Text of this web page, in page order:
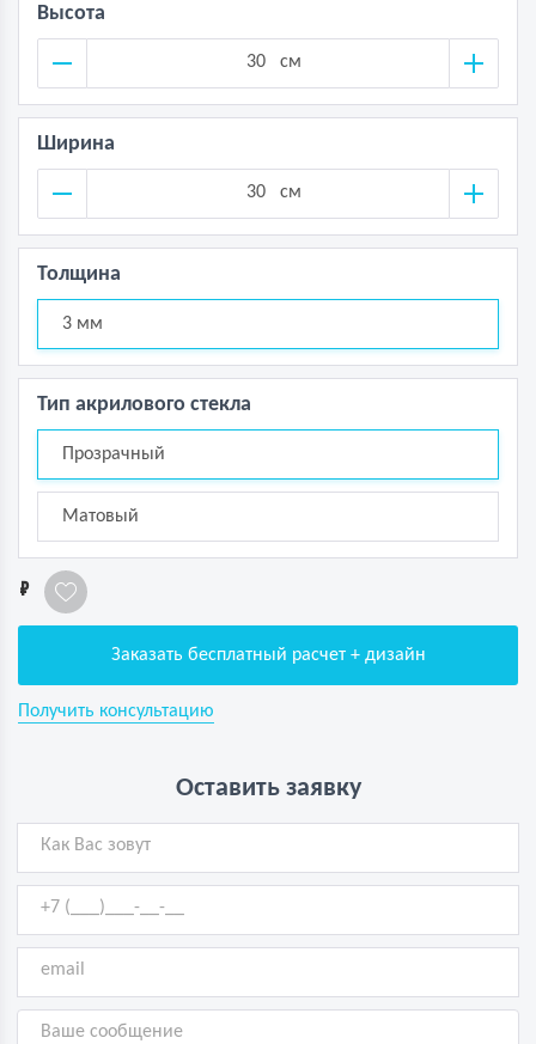
Высота
см
Ширина
см
Толщина
3 мм
Тип акрилового стекла
Прозрачный
Матовый
1
Заказать бесплатный расчет + дизайн
Получить консультацию
Оставить заявку